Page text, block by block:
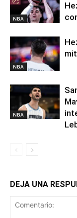
NBA
NBA
NBA
DEJA UNA